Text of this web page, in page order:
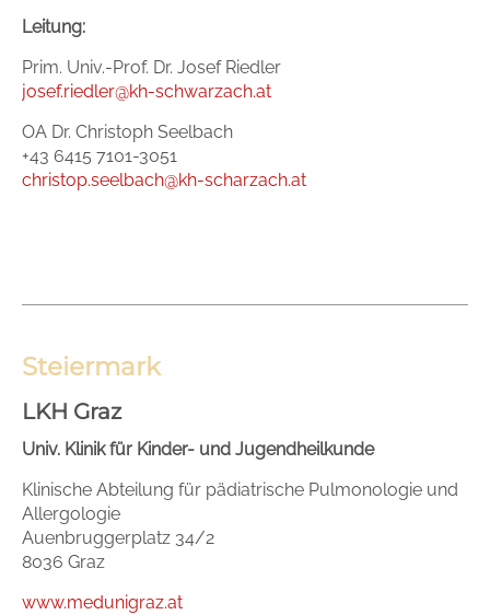
Leitung:
Prim. Univ.-Prof. Dr. Josef Riedler
josef.riedler@kh-schwarzach.at
OA Dr. Christoph Seelbach
+43 6415 7101-3051
christop.seelbach@kh-scharzach.at
Steiermark
LKH Graz
Univ. Klinik für Kinder- und Jugendheilkunde
Klinische Abteilung für pädiatrische Pulmonologie und
Allergologie
Auenbruggerplatz 34/2
8036 Graz
www.medunigraz.at